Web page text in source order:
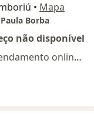
• Mapa
Borba
não disponível
Esse especialista não oferece agendamento online para esse endereço.